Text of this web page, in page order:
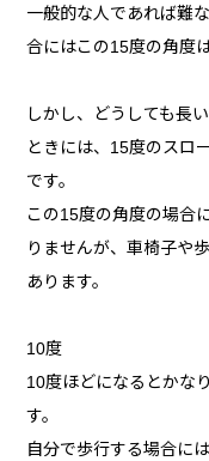
一般的な人であれば難
合にはこの15度の角度
しかし、どうしても長
ときには、15度のスロ
です。
この15度の角度の場合
りませんが、車椅子や
あります。
10度
10度ほどになるとかな
す。
自分で歩行する場合に